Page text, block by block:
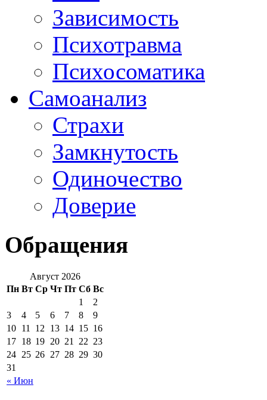
Зависимость
Психотравма
Психосоматика
Самоанализ
Страхи
Замкнутость
Одиночество
Доверие
Обращения
Август 2026
Пн Вт Ср Чт Пт Сб Вс
« Июн
1
2
3
4 5 6 7 8
9
10 11 12 13 14 15 16
17 18 19 20 21 22 23
24 25 26 27 28 29 30
31